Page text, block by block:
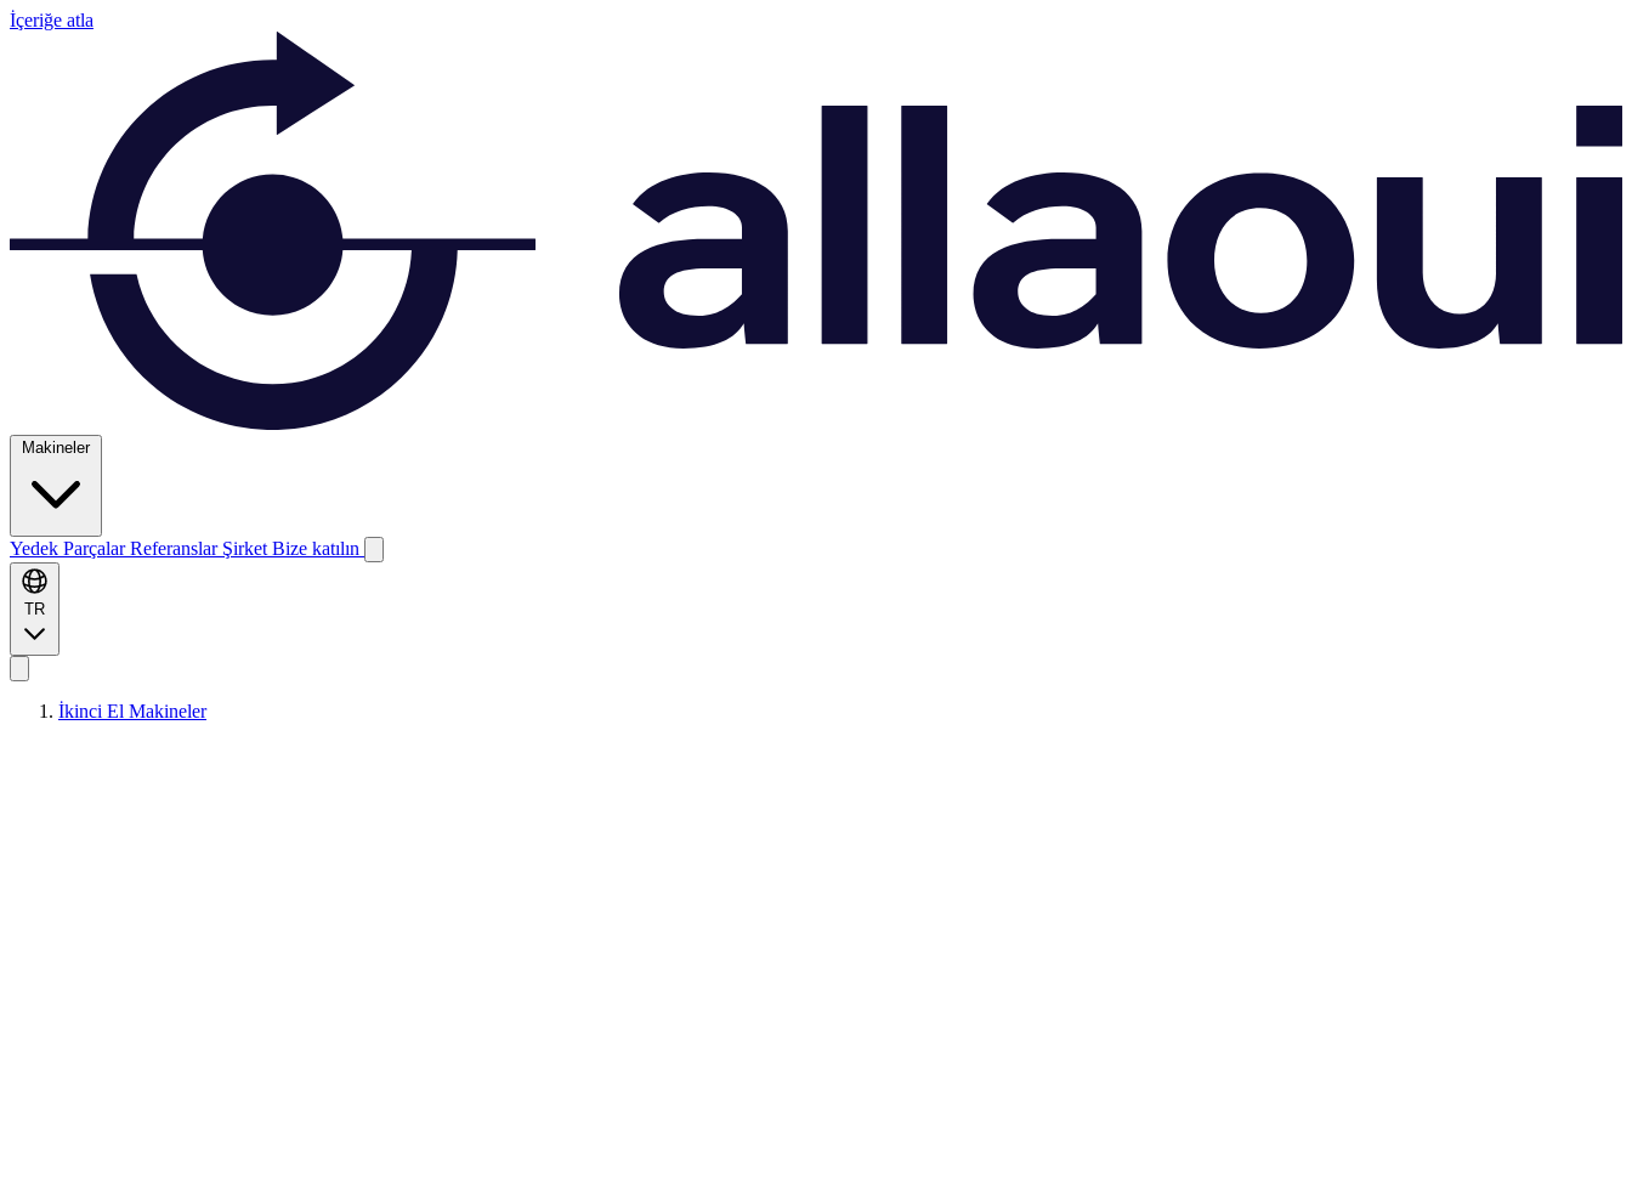
İçeriğe atla
Makineler
Yedek ParçalarReferanslar Şirket Bize katılın
TR
İkinci El Makineler